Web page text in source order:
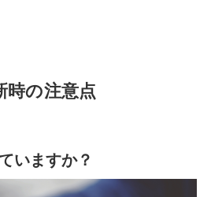
時の注意点
いますか？